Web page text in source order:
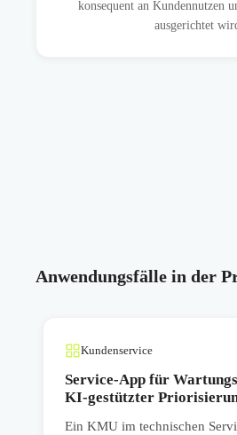
konsequent an Kundennutzen
ausgerichtet
Anwendungsfälle in der
Kundenservice
Service-App für
KI-gestützter
Ein KMU im technischen